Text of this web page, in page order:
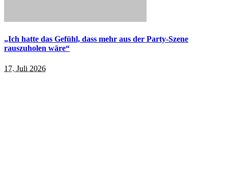
„Ich hatte das Gefühl, dass mehr aus der Party-Szene
rauszuholen wäre“
17. Juli 2026